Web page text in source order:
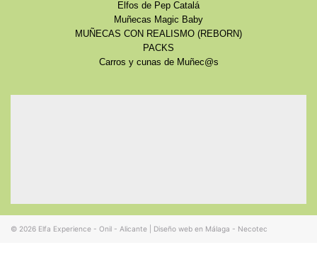
Elfos de Pep Catalá
Muñecas Magic Baby
MUÑECAS CON REALISMO (REBORN)
PACKS
Carros y cunas de Muñec@s
© 2026 Elfa Experience - Onil - Alicante Diseño web en Málaga - Necotec